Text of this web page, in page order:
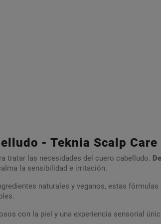
- Teknia Scalp Care
tratar las necesidades del cuero cabelludo.
la sensibilidad e irritación.
naturales y veganos, estas
con la piel y una experiencia sensorial